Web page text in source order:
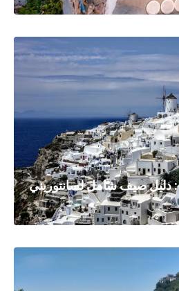
دليل صيف شامل لسانتوريني